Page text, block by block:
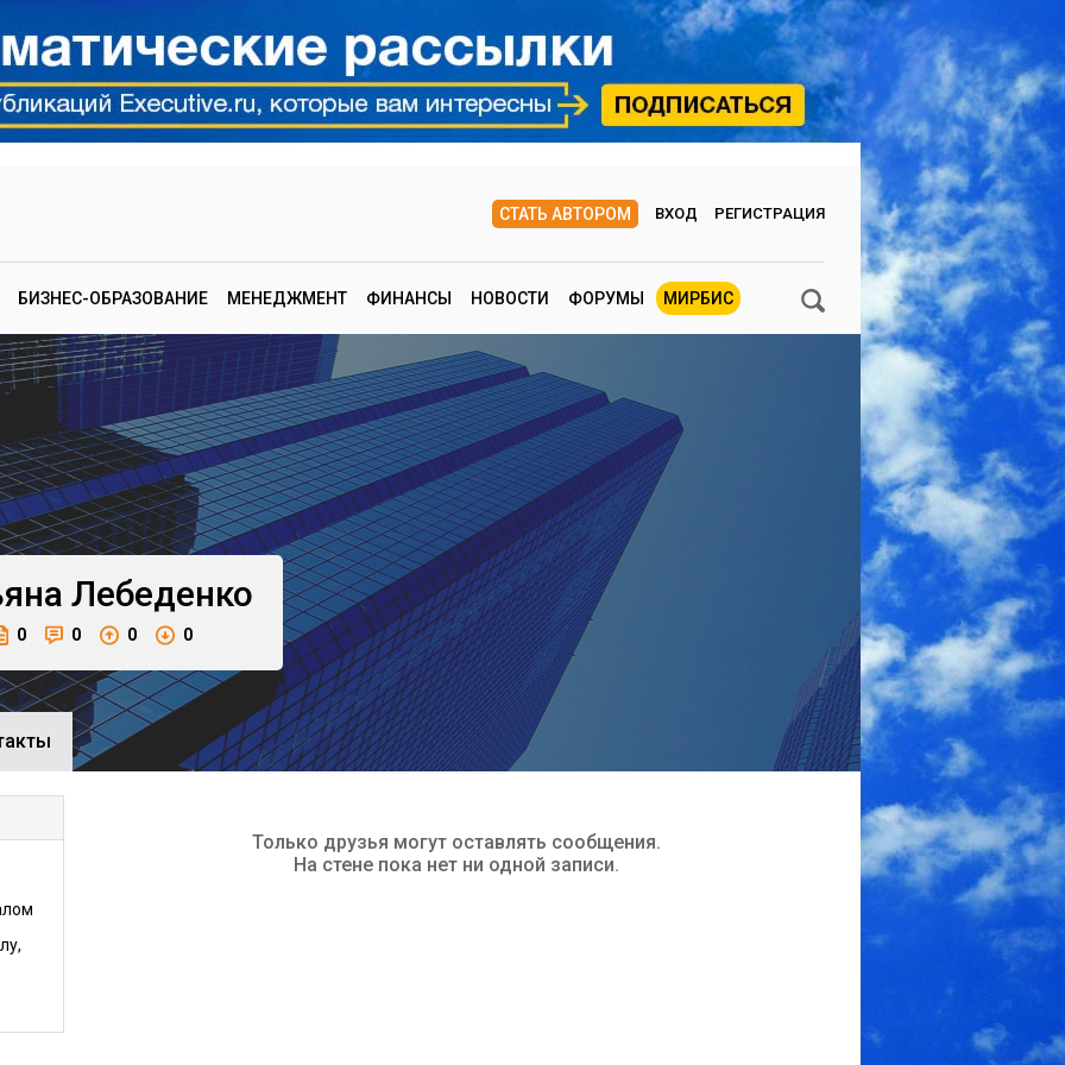
СТАТЬ АВТОРОМ ВХОД РЕГИСТРАЦИЯ
БИЗНЕС-ОБРАЗОВАНИЕ МЕНЕДЖМЕНТ ФИНАНСЫ НОВОСТИ ФОРУМЫ МИРБИС
Лебеденко
0 0 0 0
Только друзья могут оставлять сообщения.
На стене пока нет ни одной записи.